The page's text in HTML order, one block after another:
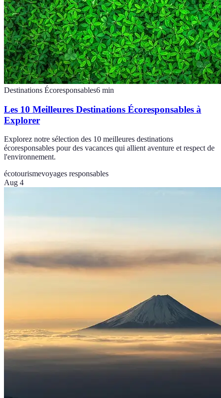
Destinations Écoresponsables6 min
Les 10 Meilleures Destinations Écoresponsables à
Explorer
Explorez notre sélection des 10 meilleures destinations
écoresponsables pour des vacances qui allient aventure et respect de
l'environnement.
écotourismevoyages responsables
Aug 4